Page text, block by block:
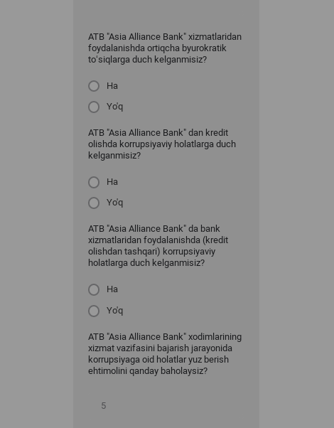
ATB "Asia Alliance Bank" xizmatlaridan
foydalanishda ortiqcha byurokratik
to‘siqlarga duch kelganmisiz?
Ha
Yo'q
ATB "Asia Alliance Bank" dan kredit
olishda korrupsiyaviy holatlarga duch
kelganmisiz?
Ha
Yo'q
ATB "Asia Alliance Bank" da bank
xizmatlaridan foydalanishda (kredit
olishdan tashqari) korrupsiyaviy
holatlarga duch kelganmisiz?
Ha
Yo'q
ATB "Asia Alliance Bank" xodimlarining
xizmat vazifasini bajarish jarayonida
korrupsiyaga oid holatlar yuz berish
ehtimolini qanday baholaysiz?